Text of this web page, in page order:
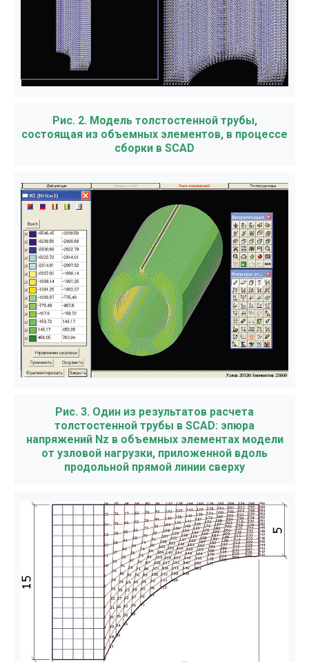
Рис. 2. Модель толстостенной трубы,
состоящая из объемных элементов, в процессе
сборки в SCAD
Рис. 3. Один из результатов расчета
толстостенной трубы в SCAD: эпюра
напряжений Nz в объемных элементах модели
от узловой нагрузки, приложенной вдоль
продольной прямой линии сверху